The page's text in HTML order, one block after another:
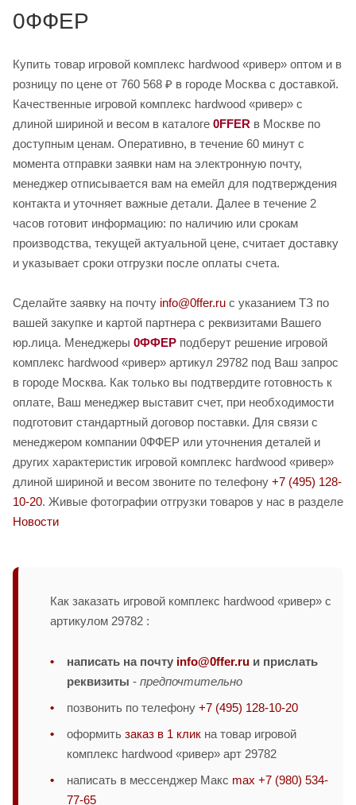
0ФФЕР
Купить товар игровой комплекс hardwood «ривер» оптом и в
розницу по цене от 760 568 ₽ в городе Москва с доставкой.
Качественные игровой комплекс hardwood «ривер» с
длиной шириной и весом в каталоге 0FFER в Москве по
доступным ценам. Оперативно, в течение 60 минут с
момента отправки заявки нам на электронную почту,
менеджер отписывается вам на емейл для подтверждения
контакта и уточняет важные детали. Далее в течение 2
часов готовит информацию: по наличию или срокам
производства, текущей актуальной цене, считает доставку
и указывает сроки отгрузки после оплаты счета.
Сделайте заявку на почту info@0ffer.ru с указанием ТЗ по
вашей закупке и картой партнера с реквизитами Вашего
юр.лица. Менеджеры 0ФФЕР подберут решение игровой
комплекс hardwood «ривер» артикул 29782 под Ваш запрос
в городе Москва. Как только вы подтвердите готовность к
оплате, Ваш менеджер выставит счет, при необходимости
подготовит стандартный договор поставки. Для связи с
менеджером компании 0ФФЕР или уточнения деталей и
других характеристик игровой комплекс hardwood «ривер»
длиной шириной и весом звоните по телефону +7 (495) 128-
10-20. Живые фотографии отгрузки товаров у нас в разделе
Новости
Как заказать игровой комплекс hardwood «ривер» с
артикулом 29782 :
написать на почту info@0ffer.ru и прислать
реквизиты - предпочтительно
позвонить по телефону +7 (495) 128-10-20
оформить заказ в 1 клик на товар игровой
комплекс hardwood «ривер» арт 29782
написать в мессенджер Макс max +7 (980) 534-
77-65